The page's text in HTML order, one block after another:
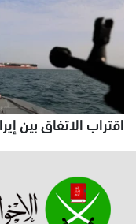
اقتراب الاتفاق بين